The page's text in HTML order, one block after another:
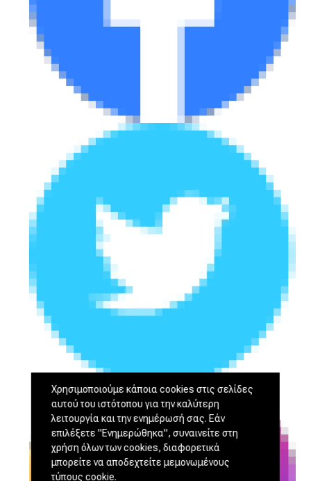
Χρησιμοποιούμε κάποια cookies στις σελίδες
αυτού του ιστότοπου για την καλύτερη
λειτουργία και την ενημέρωσή σας. Εάν
επιλέξετε "Ενημερώθηκα", συναινείτε στη
χρήση όλων των cookies, διαφορετικά
μπορείτε να αποδεχτείτε μεμονωμένους
τύπους cookie.